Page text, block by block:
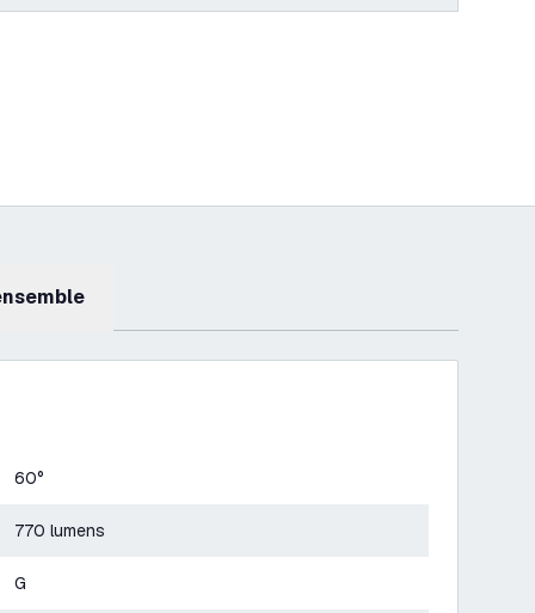
60°
770 lumens
G